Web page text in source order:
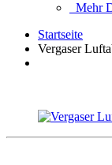
Mehr
Startseite
Vergaser